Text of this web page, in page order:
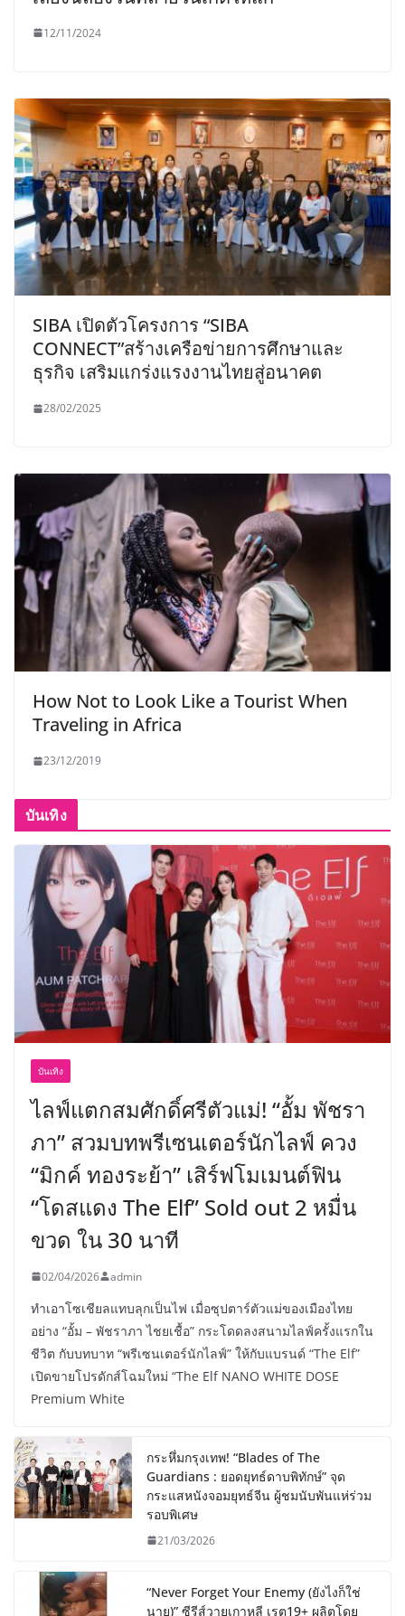
12/11/2024
SIBA เปิดตัวโครงการ “SIBA
CONNECT”สร้างเครือข่ายการศึกษาและ
ธุรกิจ เสริมแกร่งแรงงานไทยสู่อนาคต
28/02/2025
How Not to Look Like a Tourist When
Traveling in Africa
23/12/2019
บันเทิง
บันเทิง
ไลฟ์แตกสมศักดิ์ศรีตัวแม่! “อั้ม พัชรา
ภา” สวมบทพรีเซนเตอร์นักไลฟ์ ควง
“มิกค์ ทองระย้า” เสิร์ฟโมเมนต์ฟิน
“โดสแดง The Elf” Sold out 2 หมื่น
ขวด ใน 30 นาที
02/04/2026 admin
ทำเอาโซเชียลแทบลุกเป็นไฟ เมื่อซุปตาร์ตัวแม่ของเมืองไทย
อย่าง “อั้ม – พัชราภา ไชยเชื้อ” กระโดดลงสนามไลฟ์ครั้งแรกใน
ชีวิต กับบทบาท “พรีเซนเตอร์นักไลฟ์” ให้กับแบรนด์ “The Elf”
เปิดขายโปรดักส์โฉมใหม่ “The Elf NANO WHITE DOSE
Premium White
กระหึ่มกรุงเทพ! “Blades of The
Guardians : ยอดยุทธ์ดาบพิทักษ์” จุด
กระแสหนังจอมยุทธ์จีน ผู้ชมนับพันแห่ร่วม
รอบพิเศษ
21/03/2026
“Never Forget Your Enemy (ยังไงก็ใช่
นาย)” ซีรีส์วายเกาหลี เรต19+ ผลิตโดย